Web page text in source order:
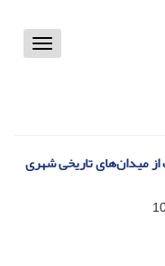
Toggle
میدان‌های تاریخی شهری